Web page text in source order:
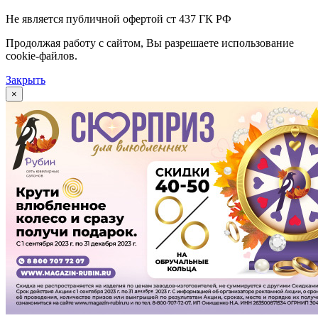
Не является публичной офертой ст 437 ГК РФ
Продолжая работу с сайтом, Вы разрешаете использование
cookie-файлов.
Закрыть
×